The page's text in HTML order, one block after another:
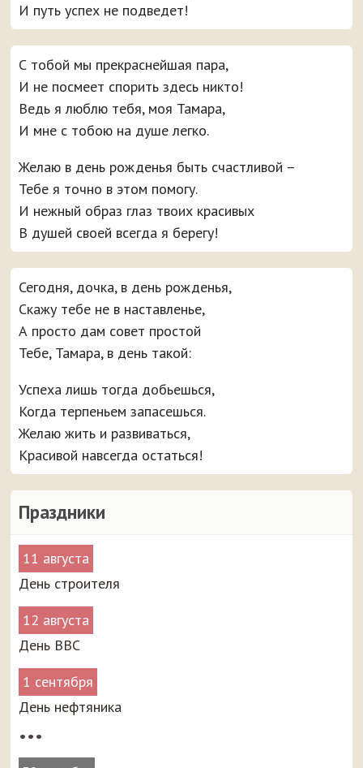
Праздники
11 августа
День строителя
12 августа
День ВВС
1 сентября
День нефтяника
•••
И путь успех не подведет!
С тобой мы прекраснейшая пара,
И не посмеет спорить здесь никто!
Ведь я люблю тебя, моя Тамара,
И мне с тобою на душе легко.
Желаю в день рожденья быть счастливой –
Тебе я точно в этом помогу.
И нежный образ глаз твоих красивых
В душей своей всегда я берегу!
Сегодня, дочка, в день рожденья,
Скажу тебе не в наставленье,
А просто дам совет простой
Тебе, Тамара, в день такой:
Успеха лишь тогда добьешься,
Когда терпеньем запасешься.
Желаю жить и развиваться,
Красивой навсегда остаться!